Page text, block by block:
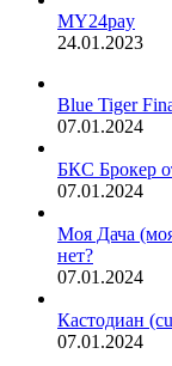
MY24pay
24.01.2023
Blue Tiger
07.01.2024
БКС Брокер
07.01.2024
Моя Дача
нет?
07.01.2024
Кастодиан
07.01.2024